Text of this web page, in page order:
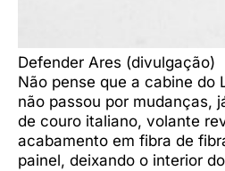
Defender Ares (divulgação)
Não pense que a cabine do
não passou por mudanças,
de couro italiano, volante
acabamento em fibra de
painel, deixando o interior